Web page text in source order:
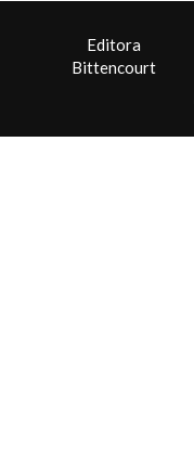
Editora
Bittencourt